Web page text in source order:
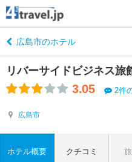
広島市のホテル
リバーサイドビジネス旅
3.05 2件
広島市
ホテル概要 クチコミ